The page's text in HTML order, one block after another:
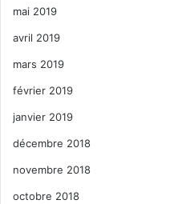
mai 2019
avril 2019
mars 2019
février 2019
janvier 2019
décembre 2018
novembre 2018
octobre 2018